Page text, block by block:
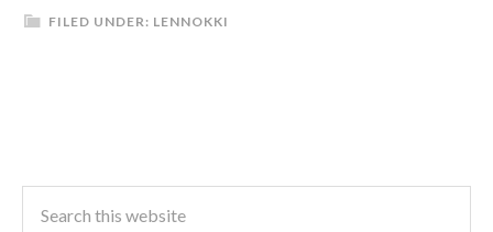
FILED UNDER: LENNOKKI